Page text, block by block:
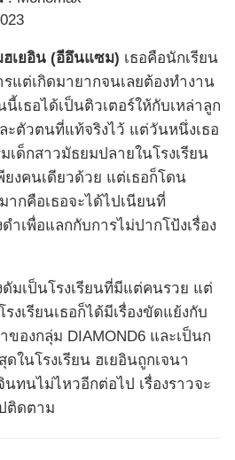
ฮเยอิน (อีอึนแซม) เธอคือนักเรียน
แต่เกิดมายากจนเลยต้องทำงาน
เธอได้เป็นติวเตอร์ให้กับเหล่าลูก
ตัวตนที่แท้จริงไว้ แต่วันหนึ่งเธอ
เด็กสาวมัธยมปลายในโรงเรียน
ยงคนเดียวด้วย แต่เธอก็โดน
กคือเธอจะได้ไปเนียนที่
ำเพื่อแลกกับการไม่ปากโป้งเรื่อง
มเป็นโรงเรียนที่มีแต่คนรวย แต่
งเรียนเธอก็ได้มีเรื่องขัดแย้งกับ
ของกลุ่ม DIAMOND6 และเป็นก
ในโรงเรียน ฮเยอินถูกเจนา
นทนไม่ไหวอีกต่อไป เรื่องราวจะ
ติดตาม